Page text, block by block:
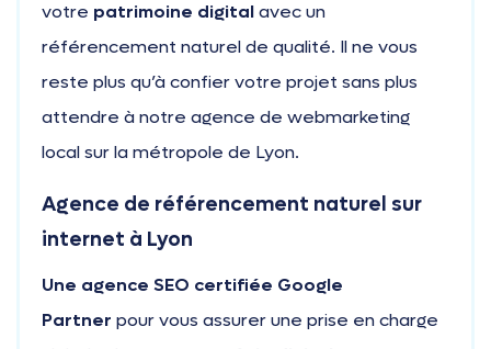
votre patrimoine digitalavec un
référencement naturel de qualité. Il ne vous
reste plus qu’à confier votre projet sans plus
attendre à notre agence de webmarketing
local sur la métropole de Lyon.
Agence de référencement naturel sur
internet à Lyon
Une agence SEO certifiée Google
Partner pour vous assurer une prise en charge